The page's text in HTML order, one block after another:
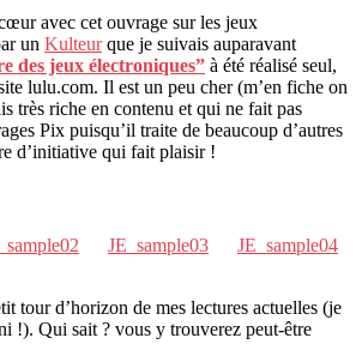
avec cet ouvrage sur les jeux
un Kulteurque je suivais auparavant
des jeux électroniques” à été réalisé seul,
lulu.com. Il est un peu cher (m’en fiche on
très riche en contenu et qui ne fait pas
Pix puisqu’il traite de beaucoup d’autres
d’initiative qui fait plaisir !
JE_sample03 JE_sample04
tour d’horizon de mes lectures actuelles (je
!). Qui sait ? vous y trouverez peut-être